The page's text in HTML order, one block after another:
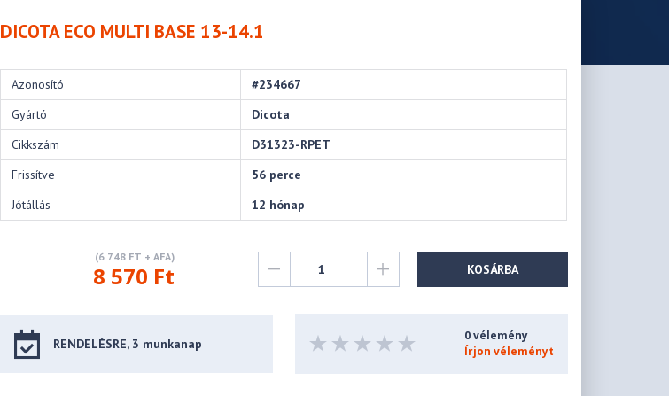
DICOTA ECO MULTI BASE 13-14.1
Azonosító
#234667
Gyártó
Dicota
Cikkszám
D31323-RPET
Frissítve
56 perce
Jótállás
12 hónap
(6 748 FT + ÁFA)
8 570 Ft KOSÁRBA
RENDELÉSRE, 3 munkanap
0 vélemény
Írjon véleményt